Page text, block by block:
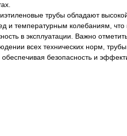
трубы обладают
и температурным колебаниям, что
в эксплуатации. Важно
всех технических норм, трубы
безопасность и